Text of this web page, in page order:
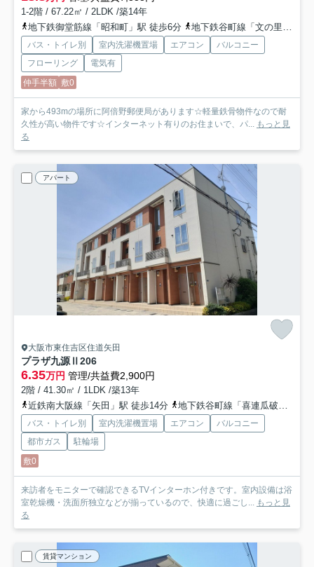
1-2階 / 67.22㎡ / 2LDK /築14年
地下鉄御堂筋線「昭和町」駅 徒歩6分
地下鉄谷町線「文の里」駅 徒歩13分
バス・トイレ別 室内洗濯機置場 エアコン
バルコニー
フローリング
電気有
仲手半額 敷0
家から493mの場所に阿倍野郵便局があります☆軽量鉄骨物件なので耐
久性が高い物件です☆インターネット有りのお住まいで、パ... もっと見
る
アパート
大阪市東住吉区住道矢田
プラザ九源Ⅱ206
6.35万円 管理/共益費2,900円
2階 / 41.30㎡ / 1LDK /築13年
近鉄南大阪線「矢田」駅 徒歩14分
地下鉄谷町線「喜連瓜破」駅 徒歩18分
バス・トイレ別 室内洗濯機置場 エアコン
バルコニー
都市ガス
駐輪場
敷0
来訪者をモニターで確認できるTVインターホン付きです。室内設備は浴
室乾燥機・洗面所独立などが揃っているので、快適に過ごし...
もっと見
る
賃貸マンション